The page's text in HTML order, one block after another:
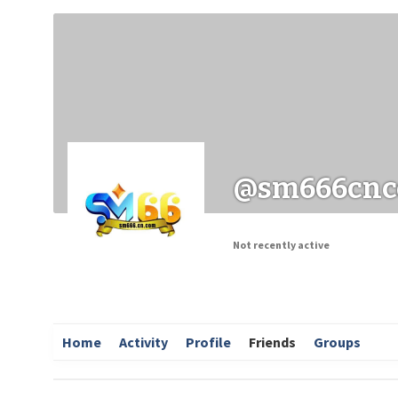
Заходи
Not recently active
Home Activity Profile Friends Groups